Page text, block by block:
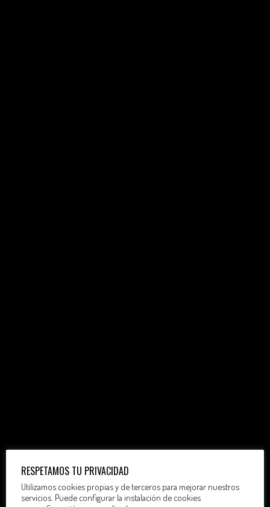
RESPETAMOS TU PRIVACIDAD
Utilizamos cookies propias y de terceros para mejorar nuestros
servicios. Puede configurar la instalación de cookies